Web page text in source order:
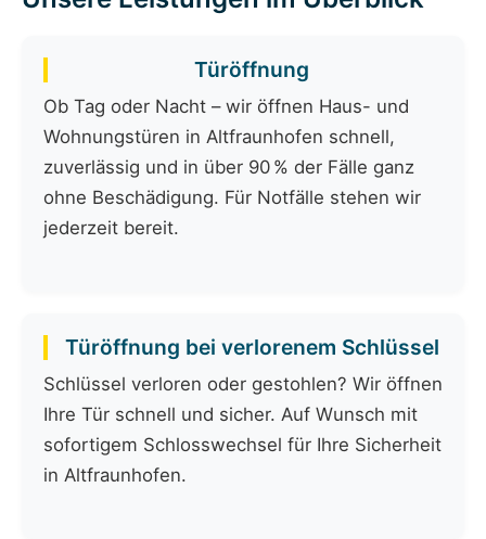
Türöffnung
Ob Tag oder Nacht – wir öffnen Haus- und
Wohnungstüren in Altfraunhofen schnell,
zuverlässig und in über 90 % der Fälle ganz
ohne Beschädigung. Für Notfälle stehen wir
jederzeit bereit.
Türöffnung bei verlorenem Schlüssel
Schlüssel verloren oder gestohlen? Wir öffnen
Ihre Tür schnell und sicher. Auf Wunsch mit
sofortigem Schlosswechsel für Ihre Sicherheit
in Altfraunhofen.